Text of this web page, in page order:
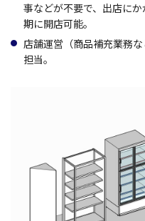
事などが不要で、出店に
期に開店可能。
店舗運営（商品補充業務
担当。